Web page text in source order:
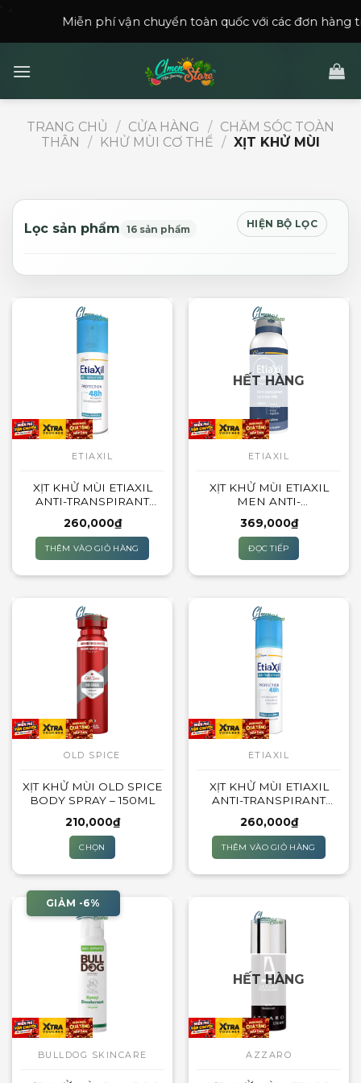
Miễn phí vận chuyển toàn quốc với các đơn hàng trên
TRANG CHỦ / CỬA HÀNG / CHĂM SÓC TOÀN
THÂN
/ KHỬ MÙI CƠ THỂ / XỊT KHỬ MÙI
Lọc sản phẩm 16 sản phẩm HIỆN BỘ LỌC
ETIAXIL
XỊT KHỬ MÙI ETIAXIL
ANTI-TRANSPIRANT
GAS – 100ML (KHÔNG
CÓ GAS – PHUN SƯƠNG)
260,000₫
THÊM VÀO GIỎ HÀNG
HẾT HÀNG
ETIAXIL
XỊT KHỬ MÙI ETIAXIL
MEN ANTI-
CONTROLE 48H – 150ML
369,000₫
ĐỌC TIẾP
OLD SPICE
XỊT KHỬ MÙI OLD SPICE
BODY SPRAY – 150ML
210,000₫
CHỌN
này
có
nhiều
biến
thể.
Các
tùy
chọn
có
thể
ETIAXIL
XỊT KHỬ MÙI ETIAXIL
ANTI-TRANSPIRANT
150ML (CÓ GAS – PHUN
SƯƠNG)
260,000₫
THÊM VÀO GIỎ HÀNG
GIẢM -6%
BULLDOG SKINCARE
HẾT HÀNG
AZZARO